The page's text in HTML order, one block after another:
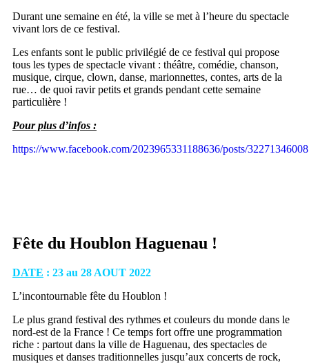
Durant une semaine en été, la ville se met à l’heure du spectacle
vivant lors de ce festival.
Les enfants sont le public privilégié de ce festival qui propose
tous les types de spectacle vivant : théâtre, comédie, chanson,
musique, cirque, clown, danse, marionnettes, contes, arts de la
rue… de quoi ravir petits et grands pendant cette semaine
particulière !
Pour plus d’infos :
https://www.facebook.com/2023965331188636/posts/
Fête du Houblon Haguenau !
DATE : 23 au 28 AOUT 2022
L’incontournable fête du Houblon !
Le plus grand festival des rythmes et couleurs du monde dans le
nord-est de la France ! Ce temps fort offre une programmation
riche : partout dans la ville de Haguenau, des spectacles de
musiques et danses traditionnelles jusqu’aux concerts de rock,